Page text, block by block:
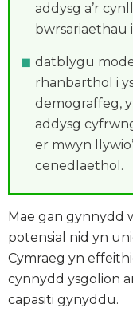
addysg a’r
bwrsariaethau
datblygu
rhanbarthol i
demograffeg,
addysg
er mwyn
cenedlaethol.
Mae gan gynnydd
potensial nid yn
Cymraeg yn
cynnydd ysgolion
capasiti gynyddu.